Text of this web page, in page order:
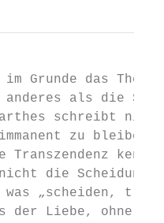
Grunde das
als die
schreibt
zu
Transzendenz
die
„scheiden,
der Liebe, ohne